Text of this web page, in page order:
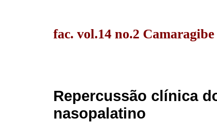
fac. vol.14 no.2
Repercussão clínica
nasopalatino